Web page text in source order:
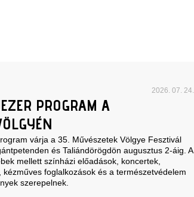
2026. 07. 24.
PROGRAM A
várja a 35. Művészetek Völgye Fesztivál
és Taliándörögdön augusztus 2-áig. A
mellett színházi előadások, koncertek,
foglalkozások és a természetvédelem
szerepelnek.